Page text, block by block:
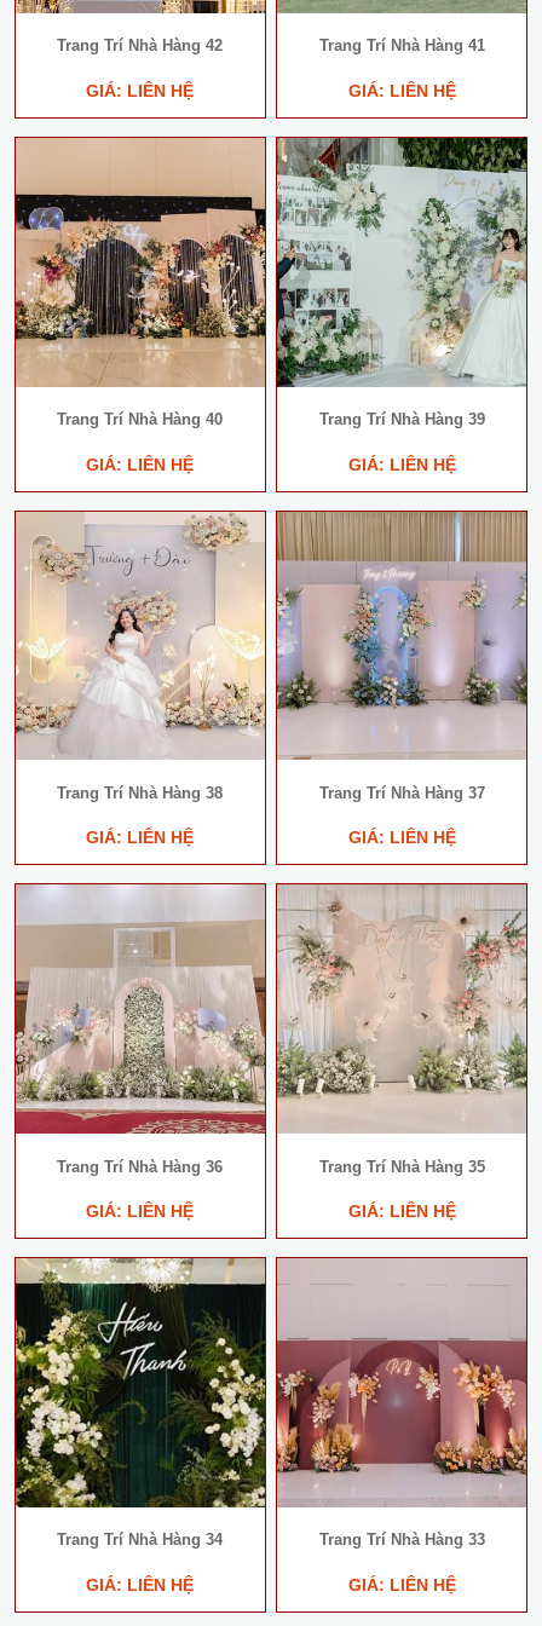
Trang Trí Nhà Hàng 42
GIÁ: LIÊN HỆ
Trang Trí Nhà Hàng 41
GIÁ: LIÊN HỆ
Trang Trí Nhà Hàng 40
GIÁ: LIÊN HỆ
Trang Trí Nhà Hàng 39
GIÁ: LIÊN HỆ
Trang Trí Nhà Hàng 38
GIÁ: LIÊN HỆ
Trang Trí Nhà Hàng 37
GIÁ: LIÊN HỆ
Trang Trí Nhà Hàng 36
GIÁ: LIÊN HỆ
Trang Trí Nhà Hàng 35
GIÁ: LIÊN HỆ
Trang Trí Nhà Hàng 34
GIÁ: LIÊN HỆ
Trang Trí Nhà Hàng 33
GIÁ: LIÊN HỆ